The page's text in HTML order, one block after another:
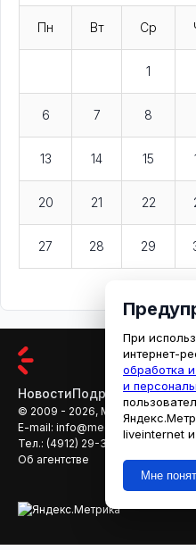
Пн Вт Ср
1
6 7 8
13 14 15
20 21 22
27 28 29
НовостиПодробности
© 2009 - 2026, МЕДИАРЯЗАНЬ
E-mail: info@mediaryazan.ru
Тел.: (4912) 29-33-66
Об агентстве
При
интернет-
обработка
и
liveinternet
Мне